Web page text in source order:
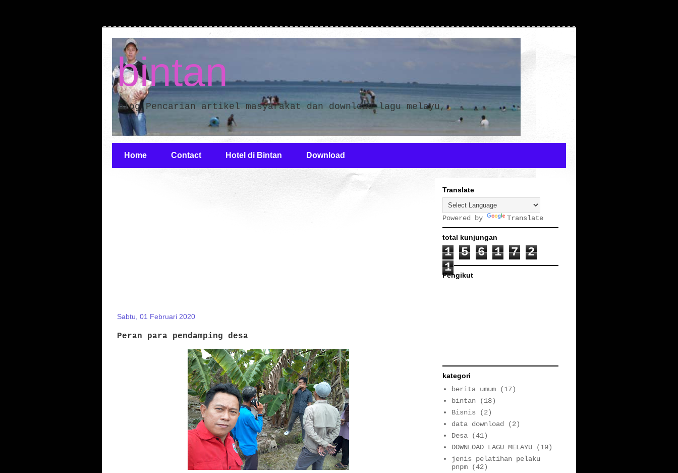
bintan
blog Pencarian artikel masyarakat dan download lagu melayu,
Home Contact Hotel di Bintan Download
Sabtu, 01 Februari 2020
Peran para pendamping desa
Translate
Powered by Translate
total kunjungan
1 5 6 1 7
2
1
Pengikut
kategori
berita umum
(17)
bintan
(18)
Bisnis
(2)
data download
(2)
Desa
(41)
DOWNLOAD LAGU MELAYU
(19)
jenis pelatihan pelaku
pnpm
(42)